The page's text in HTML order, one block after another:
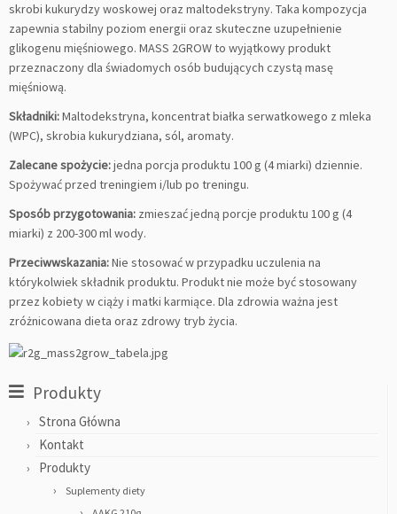
skrobi kukurydzy woskowej oraz maltodekstryny. Taka kompozycja
zapewnia stabilny poziom energii oraz skuteczne uzupełnienie
glikogenu mięśniowego. MASS 2GROW to wyjątkowy produkt
przeznaczony dla świadomych osób budujących czystą masę
mięśniową.
Składniki:Maltodekstryna, koncentrat białka serwatkowego z mleka
(WPC), skrobia kukurydziana, sól, aromaty.
Zalecane spożycie:jedna porcja produktu 100 g (4 miarki) dziennie.
Spożywać przed treningiem i/lub po treningu.
Sposób przygotowania: zmieszać jedną porcje produktu 100 g (4
miarki) z 200-300 ml wody.
Przeciwwskazania:Nie stosować w przypadku uczulenia na
którykolwiek składnik produktu. Produkt nie może być stosowany
przez kobiety w ciąży i matki karmiące. Dla zdrowia ważna jest
zróżnicowana dieta oraz zdrowy tryb życia.
Produkty
Strona Główna
Kontakt
Produkty
Suplementy diety